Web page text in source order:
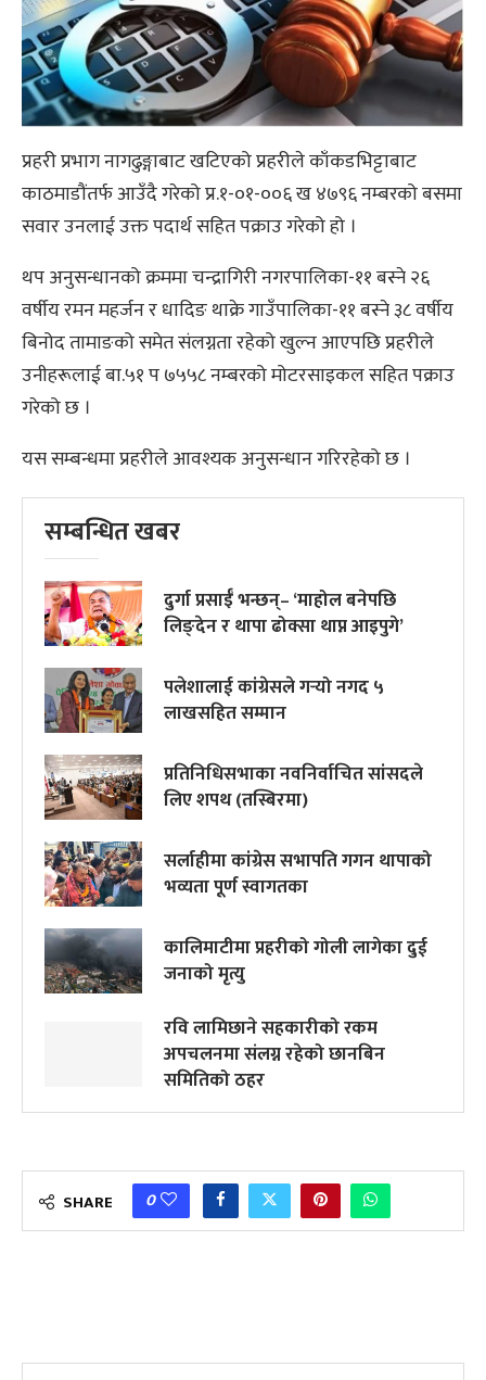
प्रहरी प्रभाग नागढुङ्गाबाट खटिएको प्रहरीले काँकडभिट्टाबाट
काठमाडौंतर्फ आउँदै गरेको प्र.१-०१-००६ ख ४७९६ नम्बरको बसमा
सवार उनलाई उक्त पदार्थ सहित पक्राउ गरेको हो ।
थप अनुसन्धानको क्रममा चन्द्रागिरी नगरपालिका-११ बस्ने २६
वर्षीय रमन महर्जन र धादिङ थाक्रे गाउँपालिका-११ बस्ने ३८ वर्षीय
बिनोद तामाङको समेत संलग्नता रहेको खुल्न आएपछि प्रहरीले
उनीहरूलाई बा.५१ प ७५५८ नम्बरको मोटरसाइकल सहित पक्राउ
गरेको छ ।
यस सम्बन्धमा प्रहरीले आवश्यक अनुसन्धान गरिरहेको छ ।
सम्बन्धित खबर
दुर्गा प्रसाईँ भन्छन्– ‘माहोल बनेपछि
लिङ्देन र थापा ढोक्सा थाप्न आइपुगे’
पलेशालाई कांग्रेसले गर्‍यो नगद ५
लाखसहित सम्मान
प्रतिनिधिसभाका नवनिर्वाचित सांसदले
लिए शपथ (तस्बिरमा)
सर्लाहीमा कांग्रेस सभापति गगन थापाको
भव्यता पूर्ण स्वागतका
कालिमाटीमा प्रहरीको गोली लागेका दुई
जनाको मृत्यु
रवि लामिछाने सहकारीको रकम
अपचलनमा संलग्न रहेको छानबिन
समितिको ठहर
SHARE 0